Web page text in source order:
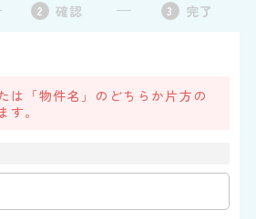
2 確認 3 完了
は「物件名」のどちらか片方の
す。